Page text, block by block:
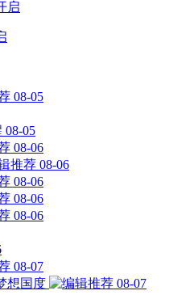
08-05
08-05
08-06
08-06
08-06
08-06
08-06
08-07
想国度
08-07